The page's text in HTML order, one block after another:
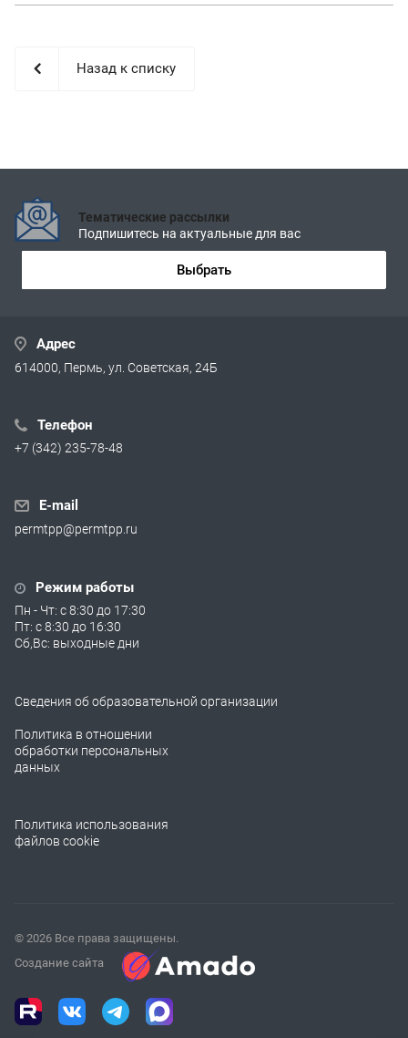
Назад к списку
Тематические рассылки
Подпишитесь на актуальные для вас
Выбрать
Адрес
614000, Пермь, ул. Советская, 24Б
Телефон
+7 (342) 235-78-48
E-mail
permtpp@permtpp.ru
Режим работы
Пн - Чт: с 8:30 до 17:30
Пт: с 8:30 до 16:30
Сб,Вс: выходные дни
Сведения об образовательной организации
Политика в отношении
обработки персональных
данных
Политика использования
файлов cookie
© 2026 Все права защищены.
Создание сайта